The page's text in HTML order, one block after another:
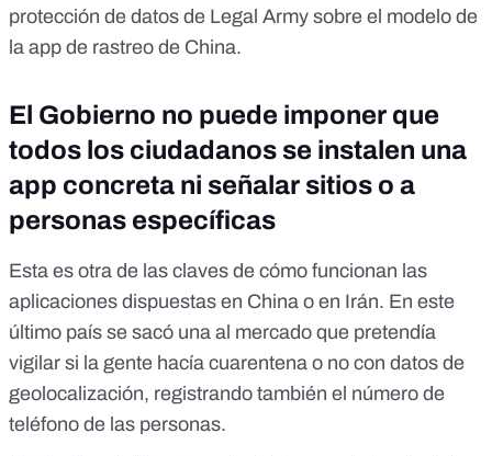
protección de datos de Legal Army sobre el modelo de
la app de rastreo de China.
El Gobierno no puede imponer que
todos los ciudadanos se instalen una
app concreta ni señalar sitios o a
personas específicas
Esta es otra de las claves de cómo funcionan las
aplicaciones dispuestas en China o en Irán. En este
último país se sacó una al mercado que pretendía
vigilar si la gente hacía cuarentena o no con datos de
geolocalización, registrando también el número de
teléfono de las personas.